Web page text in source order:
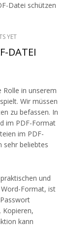
Datei schützen
YET
DATEI
Rolle in unserem
Wir müssen
zu befassen. In
im PDF-Format
im PDF-
sehr beliebtes
und
Format, ist
Kopieren,
kann